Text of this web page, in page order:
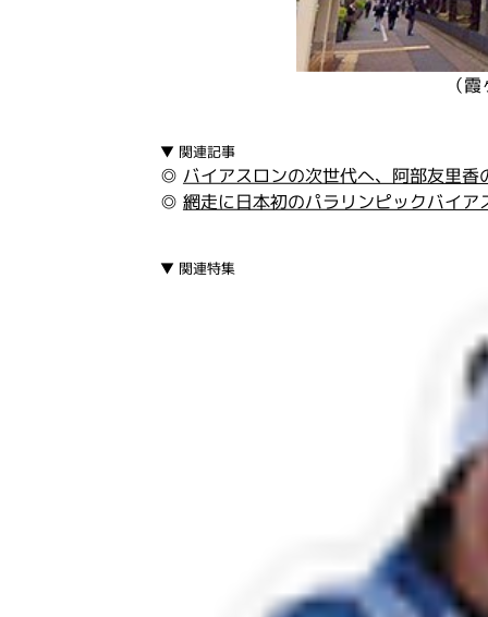
（
▼ 関連記事
◎ バイアスロンの次世代へ、阿部友里香
◎ 網走に日本初のパラリンピックバイア
▼ 関連特集